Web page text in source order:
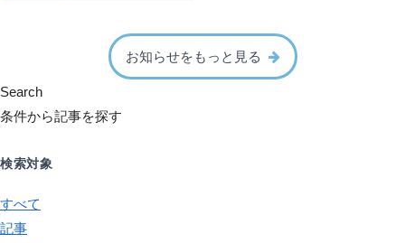
お知らせをもっと見る
Search
条件から記事を探す
検索対象
すべて
記事